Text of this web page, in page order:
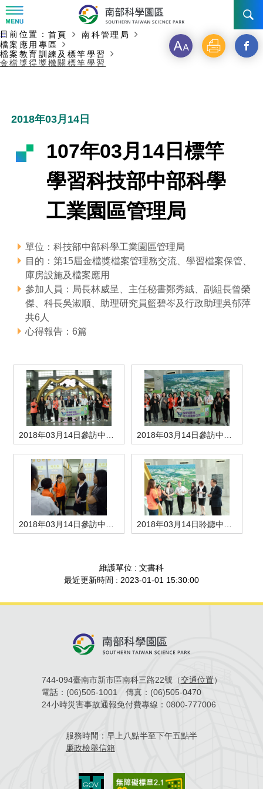
訊息公告
徵才公告
招標資訊
園區電子看板專區
局長電子信箱
機關組織
組織法
組織架構
組織職掌
管理局位置
施政主軸
年度工作展望
國家科學及技術委員會重大政策
工作職掌與聯絡管道
廉政反貪、防貪專區
廉政資訊
公職人員及關係人補助交易身分關係公開專區
機關採購廉政平臺
獲獎記錄
檔案應用專區
檔案應用服務須知
檔案應用及宣導活動
檔案教育訓練及標竿學習
檔案管理局相關連結
WebMail(新)
競爭優勢
土地規劃
水電供應
園區土地廠房宿舍出租資訊
園區資源再生中心
污水處理廠
高雄園區
競爭優勢
土地規劃
水電供應
園區土地廠房宿舍出租資訊
污水處理廠
橋頭園區
競爭優勢
土地規劃
水電供應
園區土地廠房宿舍出租資訊
污水處理廠
交通資訊
機構及廠商名錄
廠商名錄
園區公會資訊
研究機構
育成中心
文化藝術
考古遺址
南科新港堂
生活服務
園區宿舍簡介
自行車道網
南科實中
人文景觀地圖
創新創業
南科AI_ROBOT自造基地
南科創業工坊
永續園區
企業社會責任
永續LOHAS綠色園區
生態資產
「沙崙生態科學園區生態保育協作平台」公開資訊
網站
申辦案件處理時限
投資業務
工商業務
工安管理
環保管理
勞資管理
建築管理
營建管理
電子公文交換
園區事業管理費
土地及廠房租賃
宿舍租金費用
廢棄物清除處理費
科學園區廠商服務網
園區課程及獎補助計畫
園區培訓課程
新興科技應用計畫
敦親睦鄰經費補助
園區參訪申請
園區廠商採購資訊
主要內容開始
:::
目前位置： 首頁
南科管理局
檔案應用專區
檔案教育訓練及標竿學習
金檔獎得獎機關標竿學習
字 列 另
到
2018年03月14日
107年03月14日標竿
學習科技部中部科學
工業園區管理局
單位：科技部中部科學工業園區管理局
目的：第15屆金檔獎檔案管理務交流、學習檔案保管、
庫房設施及檔案應用
參加人員：局長林威呈、主任秘書鄭秀絨、副組長曾榮
傑、科長吳淑順、助理研究員籃碧岑及行政助理吳郁萍
共6人
心得報告：6篇
2018年03月14日參訪中科庫房 2018年03月14日聆聽中科人員解說
維護單位 : 文書科
最近更新時間 : 2023-01-01 15:30:00
744-094臺南市新市區南科三路22號（交通位置）
電話： (06)505-1001 傳真： (06)505-0470
24小時災害事故通報免付費專線： 0800-777006
服務時間： 早上八點半至下午五點半
廉政檢舉信箱